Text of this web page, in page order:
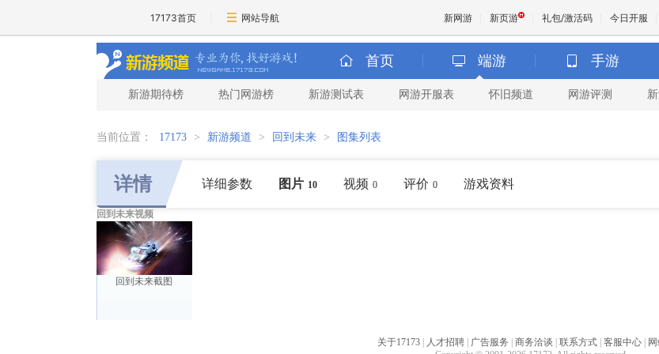
17173首页 网站导航 新网游 新页游 礼包/激活码 今日开服
首页 端游 手游
新游期待榜 热门网游榜 新游测试表 网游开服表 怀旧频道 网游评测
当前位置： 17173 > 新游频道 > 回到未来 > 图集列表
详情 详细参数 图片 10 视频 0 评价 0 游戏资料
回到未来视频
回到未来截图
关于17173 人才招聘 广告服务 商务洽谈 联系方式 客服中心